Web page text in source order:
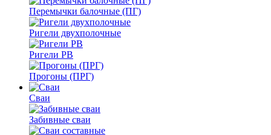
Перемычки балочные (ПГ)
Ригели двухполочные
Ригели РВ
Прогоны (ПРГ)
Сваи
Забивные сваи